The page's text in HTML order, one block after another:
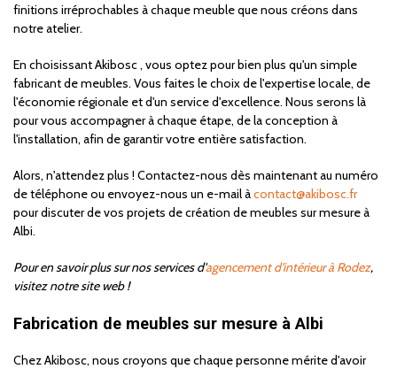
finitions irréprochables à chaque meuble que nous créons dans
notre atelier.
En choisissant Akibosc , vous optez pour bien plus qu'un simple
fabricant de meubles. Vous faites le choix de l'expertise locale, de
l'économie régionale et d'un service d'excellence. Nous serons là
pour vous accompagner à chaque étape, de la conception à
l'installation, afin de garantir votre entière satisfaction.
Alors, n'attendez plus ! Contactez-nous dès maintenant au numéro
de téléphone ou envoyez-nous un e-mail àcontact@akibosc.fr
pour discuter de vos projets de création de meubles sur mesure à
Albi.
Pour en savoir plus sur nos services d'agencement d'intérieur à Rodez,
visitez notre site web !
Fabrication de meubles sur mesure à Albi
Chez Akibosc, nous croyons que chaque personne mérite d'avoir